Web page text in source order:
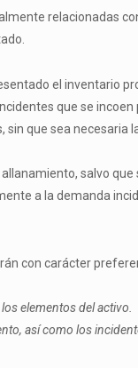
relacionadas
el inventario
que se
que sea necesaria
salvo
a la demanda
con carácter
elementos del activo.
así como los